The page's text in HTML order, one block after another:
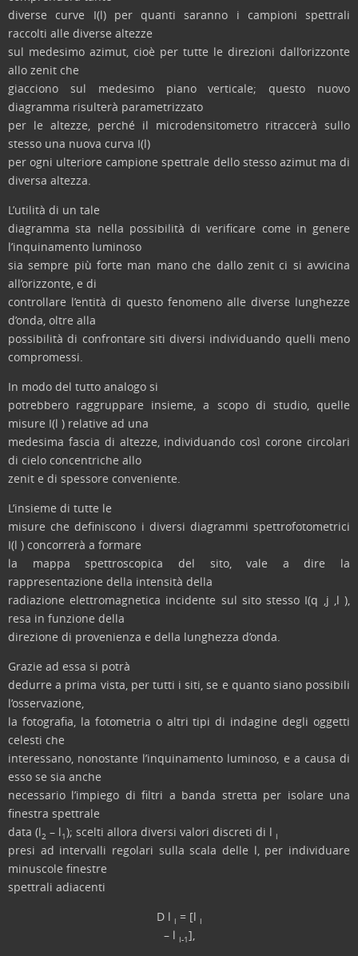
diverse curve I(l) per quanti saranno i campioni spettrali
raccolti alle diverse altezze
sul medesimo azimut, cioè per tutte le direzioni dall’orizzonte
allo zenit che
giacciono sul medesimo piano verticale; questo nuovo
diagramma risulterà parametrizzato
per le altezze, perché il microdensitometro ritraccerà sullo
stesso una nuova curva I(l)
per ogni ulteriore campione spettrale dello stesso azimut ma di
diversa altezza.
L’utilità di un tale
diagramma sta nella possibilità di verificare come in genere
l’inquinamento luminoso
sia sempre più forte man mano che dallo zenit ci si avvicina
all’orizzonte, e di
controllare l’entità di questo fenomeno alle diverse lunghezze
d’onda, oltre alla
possibilità di confrontare siti diversi individuando quelli meno
compromessi.
In modo del tutto analogo si
potrebbero raggruppare insieme, a scopo di studio, quelle
misure I(l ) relative ad una
medesima fascia di altezze, individuando così corone circolari
di cielo concentriche allo
zenit e di spessore conveniente.
L’insieme di tutte le
misure che definiscono i diversi diagrammi spettrofotometrici
I(l ) concorrerà a formare
la mappa spettroscopica del sito, vale a dire la
rappresentazione della intensità della
radiazione elettromagnetica incidente sul sito stesso I(q ,j ,l ),
resa in funzione della
direzione di provenienza e della lunghezza d’onda.
Grazie ad essa si potrà
dedurre a prima vista, per tutti i siti, se e quanto siano possibili
l’osservazione,
la fotografia, la fotometria o altri tipi di indagine degli oggetti
celesti che
interessano, nonostante l’inquinamento luminoso, e a causa di
esso se sia anche
necessario l’impiego di filtri a banda stretta per isolare una
finestra spettrale
data (l2 – l1); scelti allora diversi valori discreti di l i
presi ad intervalli regolari sulla scala delle l, per individuare
minuscole finestre
spettrali adiacenti
D l i = [l i
– l i-1],